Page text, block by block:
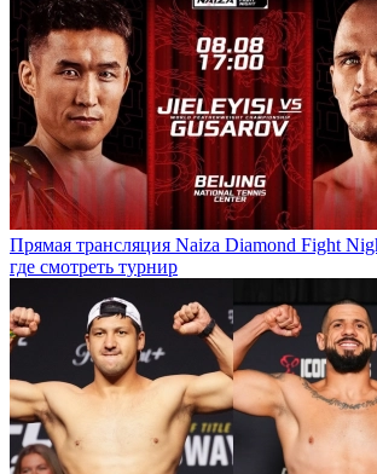
Прямая трансляция Naiza Diamond Fight
где смотреть турнир